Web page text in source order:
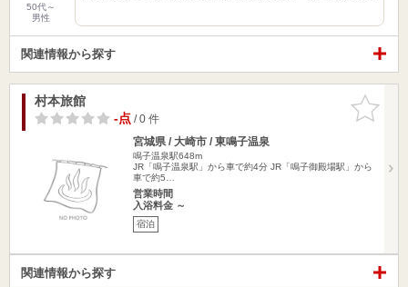
50代～
男性
関連情報から探す
お気に入
りに追加
村本旅館
-点/ 0 件
宮城県 / 大崎市 / 東鳴子温泉
鳴子温泉駅648m
JR「鳴子温泉駅」から車で約4分 JR「鳴子御殿場駅」から
車で約5…
営業時間
入浴料金 ～
宿泊
関連情報から探す